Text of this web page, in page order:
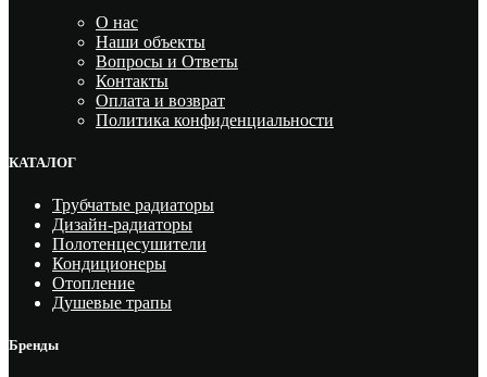
О нас
Наши объекты
Вопросы и Ответы
Контакты
Оплата и возврат
Политика конфиденциальности
КАТАЛОГ
Трубчатые радиаторы
Дизайн-радиаторы
Полотенцесушители
Кондиционеры
Отопление
Душевые трапы
Бренды